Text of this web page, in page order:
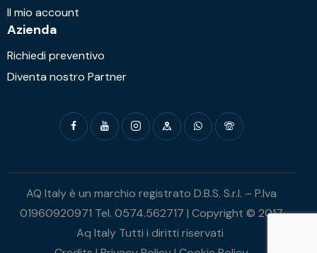
Il mio account
Azienda
Richiedi preventivo
Diventa nostro Partner
AQ Italy è un marchio registrato D.B.S. S.r.l. – P.Iva
01960920971 Tel. 0574.562717 | Copyright © 2017
Aq Italy Tutti i diritti riservati